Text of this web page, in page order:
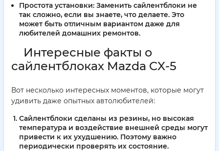
Простота установки: Заменить сайлентблоки не
так сложно, если вы знаете, что делаете. Это
может быть отличным вариантом даже для
любителей домашних ремонтов.
Интересные факты о
сайлентблоках Mazda CX-5
Вот несколько интересных моментов, которые могут
удивить даже опытных автолюбителей:
Сайлентблоки сделаны из резины, но высокая
температура и воздействие внешней среды могут
привести к их ухудшению. Поэтому важно
периодически проверять их состояние.